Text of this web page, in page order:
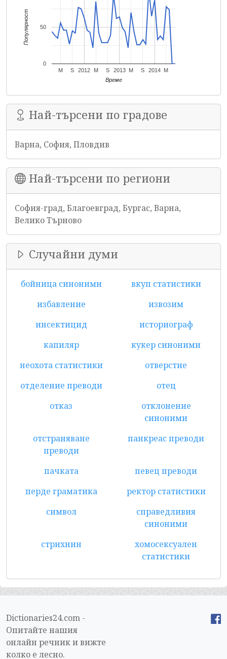
2012 2013 2014
M S M S M S M
0
50
Време
Популярност
Най-търсени по градове
Варна, София, Пловдив
Най-търсени по региони
София-град, Благоевград, Бургас, Варна,
Велико Търново
Случайни думи
бойница синоними
вкуп статистики
избавление
извозим
инсектицид
историограф
капиляр
кукер синоними
неохота статистики
отверстие
отделение преводи
отец
отказ
отклонение
синоними
отстраняване
преводи
панкреас преводи
пачката
певец преводи
перде граматика
ректор статистики
символ
справедливия
синоними
стрихнин
хомосексуален
статистики
Dictionaries24.com -
Опитайте нашия
онлайн речник и вижте
колко е лесно.